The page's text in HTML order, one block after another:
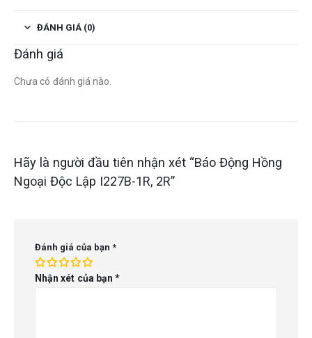
ĐÁNH GIÁ (0)
Đánh giá
Chưa có đánh giá nào.
Hãy là người đầu tiên nhận xét “Báo Động Hồng
Ngoại Độc Lập I227B-1R, 2R”
Đánh giá của bạn *
Nhận xét của bạn*